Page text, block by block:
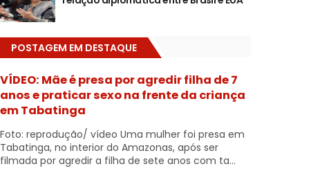
POSTAGEM EM DESTAQUE
VÍDEO: Mãe é presa por agredir filha de 7
anos e praticar sexo na frente da criança
em Tabatinga
Foto: reprodução/ vídeo Uma mulher foi presa em
Tabatinga, no interior do Amazonas, após ser
filmada por agredir a filha de sete anos com ta...